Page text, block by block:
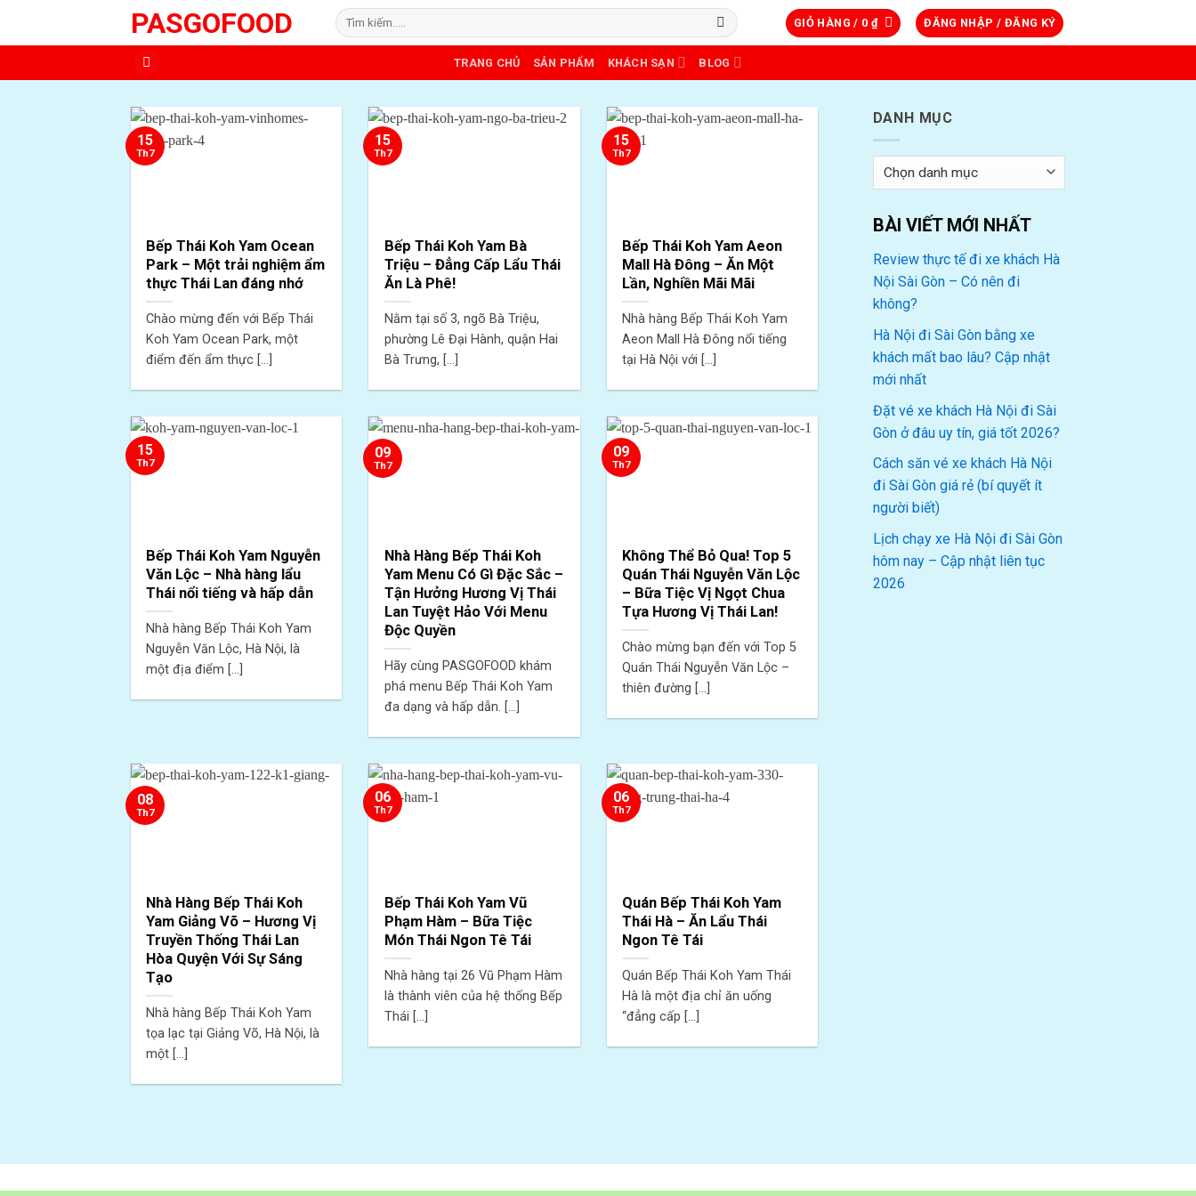
PASGOFOOD
Tìm
kiếm:
GIỎ HÀNG / 0 ₫ ĐĂNG NHẬP / ĐĂNG KÝ
TRANG CHỦ SẢN PHẨM KHÁCH SẠN BLOG
Bếp Thái Koh Yam Ocean
Park – Một trải nghiệm ẩm
thực Thái Lan đáng nhớ
Chào mừng đến với Bếp Thái
Koh Yam Ocean Park, một
điểm đến ẩm thực [...]
15
Th7
Bếp Thái Koh Yam Bà
Triệu – Đẳng Cấp Lẩu Thái
Ăn Là Phê!
Nằm tại số 3, ngõ Bà Triệu,
phường Lê Đại Hành, quận Hai
Bà Trưng, [...]
15
Th7
Bếp Thái Koh Yam Aeon
Mall Hà Đông – Ăn Một
Lần, Nghiền Mãi Mãi
Nhà hàng Bếp Thái Koh Yam
Aeon Mall Hà Đông nổi tiếng
tại Hà Nội với [...]
15
Th7
Bếp Thái Koh Yam Nguyễn
Văn Lộc – Nhà hàng lẩu
Thái nổi tiếng và hấp dẫn
Nhà hàng Bếp Thái Koh Yam
Nguyễn Văn Lộc, Hà Nội, là
một địa điểm [...]
15
Th7
Nhà Hàng Bếp Thái Koh
Yam Menu Có Gì Đặc Sắc –
Tận Hưởng Hương Vị Thái
Lan Tuyệt Hảo Với Menu
Độc Quyền
Hãy cùng PASGOFOOD khám
phá menu Bếp Thái Koh Yam
đa dạng và hấp dẫn. [...]
09
Th7
Không Thể Bỏ Qua! Top 5
Quán Thái Nguyễn Văn Lộc
– Bữa Tiệc Vị Ngọt Chua
Tựa Hương Vị Thái Lan!
Chào mừng bạn đến với Top 5
Quán Thái Nguyễn Văn Lộc –
thiên đường [...]
09
Th7
Nhà Hàng Bếp Thái Koh
Yam Giảng Võ – Hương Vị
Truyền Thống Thái Lan
Hòa Quyện Với Sự Sáng
Tạo
Nhà hàng Bếp Thái Koh Yam
tọa lạc tại Giảng Võ, Hà Nội, là
một [...]
08
Th7
Bếp Thái Koh Yam Vũ
Phạm Hàm – Bữa Tiệc
Món Thái Ngon Tê Tái
Nhà hàng tại 26 Vũ Phạm Hàm
là thành viên của hệ thống Bếp
Thái [...]
06
Th7
Quán Bếp Thái Koh Yam
Thái Hà – Ăn Lẩu Thái
Ngon Tê Tái
Quán Bếp Thái Koh Yam Thái
Hà là một địa chỉ ăn uống
“đẳng cấp [...]
06
Th7
DANH MỤC
Danh
mục
BÀI VIẾT MỚI NHẤT
Review thực tế đi xe khách Hà
Nội Sài Gòn – Có nên đi
không?
Hà Nội đi Sài Gòn bằng xe
khách mất bao lâu? Cập nhật
mới nhất
Đặt vé xe khách Hà Nội đi Sài
Gòn ở đâu uy tín, giá tốt 2026?
Cách săn vé xe khách Hà Nội
đi Sài Gòn giá rẻ (bí quyết ít
người biết)
Lịch chạy xe Hà Nội đi Sài Gòn
hôm nay – Cập nhật liên tục
2026